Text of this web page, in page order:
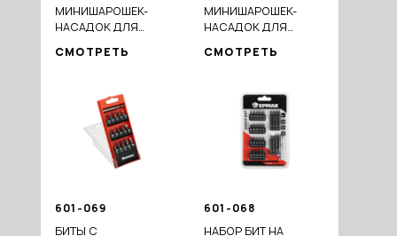
МИНИШАРОШЕК-
НАСАДОК ДЛЯ
ХВОСТОВИК D 6ММ, 5
СМОТРЕТЬ
МИНИШАРОШЕК-
НАСАДОК ДЛЯ
ХВОСТОВИК D
СМОТРЕТЬ
601-069
БИТЫ С
601-068
НАБОР БИТ НА